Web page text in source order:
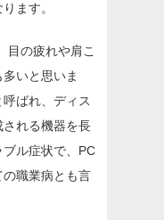
ます。
目の疲れや肩こ
いと思いま
呼ばれ、ディス
れる機器を長
ル症状で、PC
職業病とも言